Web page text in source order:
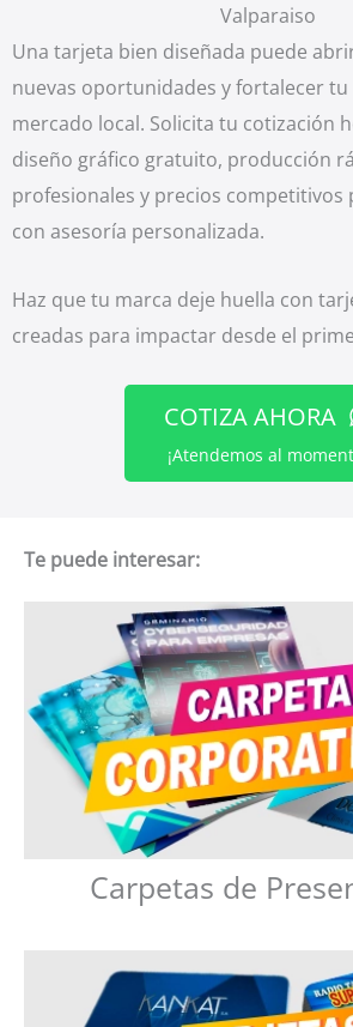
Valparaiso
Una tarjeta bien diseñada puede
nuevas oportunidades y fortalecer tu
mercado local. Solicita tu cotización
diseño gráfico gratuito, producción
profesionales y precios
con asesoría personalizada.
Haz que tu marca deje huella con
creadas para impactar desde el
COTIZA AHORA
¡Atendemos al
Te puede interesar:
Carpetas de